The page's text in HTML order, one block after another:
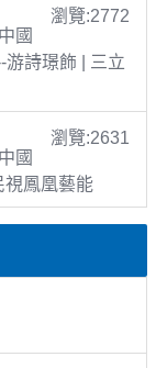
瀏覽:2772
中國
游詩璟飾 | 三立
瀏覽:2631
中國
視鳳凰藝能